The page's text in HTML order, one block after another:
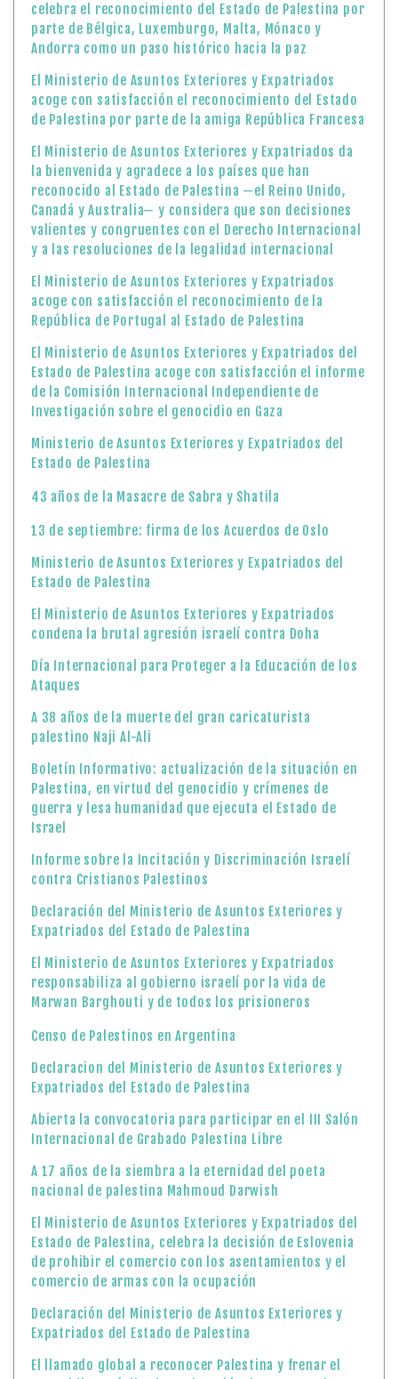
celebra el reconocimiento del Estado de Palestina por
parte de Bélgica, Luxemburgo, Malta, Mónaco y
Andorra como un paso histórico hacia la paz
El Ministerio de Asuntos Exteriores y Expatriados
acoge con satisfacción el reconocimiento del Estado
de Palestina por parte de la amiga República Francesa
El Ministerio de Asuntos Exteriores y Expatriados da
la bienvenida y agradece a los países que han
reconocido al Estado de Palestina —el Reino Unido,
Canadá y Australia— y considera que son decisiones
valientes y congruentes con el Derecho Internacional
y a las resoluciones de la legalidad internacional
El Ministerio de Asuntos Exteriores y Expatriados
acoge con satisfacción el reconocimiento de la
República de Portugal al Estado de Palestina
El Ministerio de Asuntos Exteriores y Expatriados del
Estado de Palestina acoge con satisfacción el informe
de la Comisión Internacional Independiente de
Investigación sobre el genocidio en Gaza
Ministerio de Asuntos Exteriores y Expatriados del
Estado de Palestina
43 años de la Masacre de Sabra y Shatila
13 de septiembre: firma de los Acuerdos de Oslo
Ministerio de Asuntos Exteriores y Expatriados del
Estado de Palestina
El Ministerio de Asuntos Exteriores y Expatriados
condena la brutal agresión israelí contra Doha
Día Internacional para Proteger a la Educación de los
Ataques
A 38 años de la muerte del gran caricaturista
palestino Naji Al-Ali
Boletín Informativo: actualización de la situación en
Palestina, en virtud del genocidio y crímenes de
guerra y lesa humanidad que ejecuta el Estado de
Israel
Informe sobre la Incitación y Discriminación Israelí
contra Cristianos Palestinos
Declaración del Ministerio de Asuntos Exteriores y
Expatriados del Estado de Palestina
El Ministerio de Asuntos Exteriores y Expatriados
responsabiliza al gobierno israelí por la vida de
Marwan Barghouti y de todos los prisioneros
Censo de Palestinos en Argentina
Declaracion del Ministerio de Asuntos Exteriores y
Expatriados del Estado de Palestina
Abierta la convocatoria para participar en el III Salón
Internacional de Grabado Palestina Libre
A 17 años de la siembra a la eternidad del poeta
nacional de palestina Mahmoud Darwish
El Ministerio de Asuntos Exteriores y Expatriados del
Estado de Palestina, celebra la decisión de Eslovenia
de prohibir el comercio con los asentamientos y el
comercio de armas con la ocupación
Declaración del Ministerio de Asuntos Exteriores y
Expatriados del Estado de Palestina
El llamado global a reconocer Palestina y frenar el